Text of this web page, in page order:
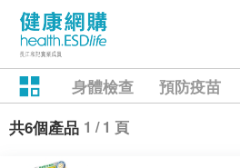
身體檢查 預防疫苗
共6個產品 1 / 1 頁